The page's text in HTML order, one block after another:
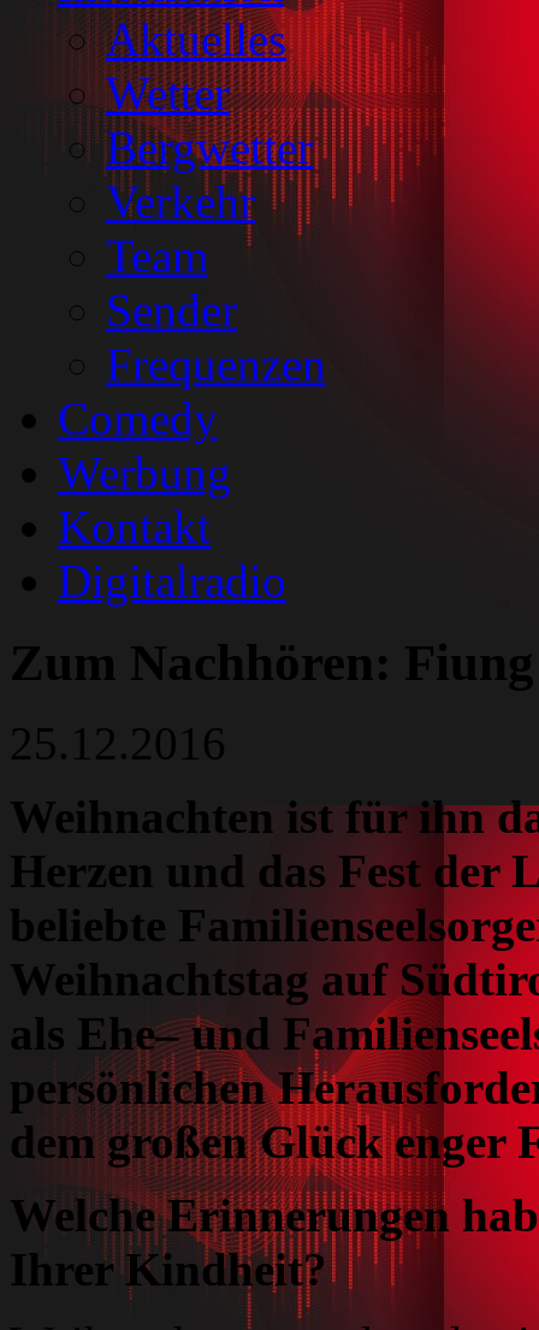
Aktuelles
Wetter
Bergwetter
Verkehr
Team
Sender
Frequenzen
Comedy
Werbung
Kontakt
Digitalradio
Zum Nachhören:
25.12.2016
Weihnachten ist für ihn
Herzen und das Fest der
beliebte
Weihnachtstag auf
als Ehe– und
persönlichen
dem großen Glück enger
Welche Erinnerungen
Ihrer Kindheit?